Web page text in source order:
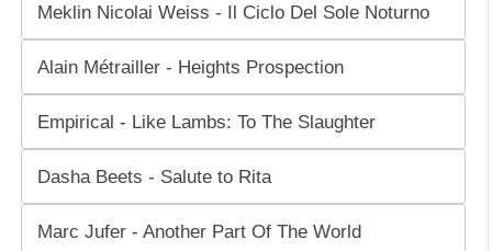
Meklin Nicolai Weiss - Il Ciclo Del Sole Noturno
Alain Métrailler - Heights Prospection
Empirical - Like Lambs: To The Slaughter
Dasha Beets - Salute to Rita
Marc Jufer - Another Part Of The World